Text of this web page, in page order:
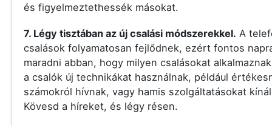
és figyelmeztethessék másokat.
7. Légy tisztában az új csalási módszerekkel. A
csalások folyamatosan fejlődnek, ezért fontos
maradni abban, hogy milyen csalásokat
a csalók új technikákat használnak, például
számokról hívnak, vagy hamis szolgáltatásokat
Kövesd a híreket, és légy résen.